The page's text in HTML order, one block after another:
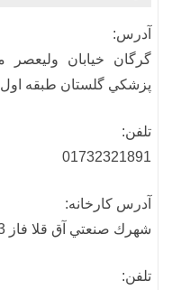
آدرس:
پزشكي گلستان طبقه اول
تلفن:
01732321891
آدرس كارخانه:
شهرك صنعتي آق قلا فاز 3 انتهاي توليدي 5
تلفن: